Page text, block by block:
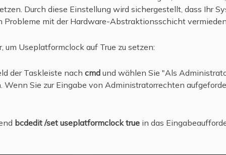
Durch diese Einstellung wird sichergestellt, dass Ihr
Probleme mit der Hardware-Abstraktionsschicht
um Useplatformclock auf True zu setzen:
der Taskleiste nach cmd und wählen Sie "Als
Wenn Sie zur Eingabe von Administratorrechten
bcdedit /set useplatformclock true in das